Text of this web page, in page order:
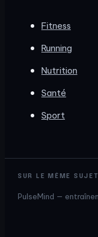
Fitness
Running
Nutrition
Santé
Sport
SUR LE MÊME SUJET
PulseMind —